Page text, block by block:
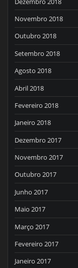
Novembro 2018
Outubro 2018
Setembro 2018
Agosto 2018
Abril 2018
Fevereiro 2018
Janeiro 2018
Dezembro 2017
Novembro 2017
Outubro 2017
Junho 2017
Maio 2017
Março 2017
Fevereiro 2017
Janeiro 2017